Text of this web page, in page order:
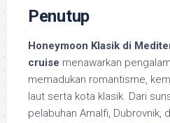
Penutup
Honeymoon Klasik di
cruise menawarkan
memadukan romantisme,
laut serta kota klasik. Dari
pelabuhan Amalfi, Dubrovnik,